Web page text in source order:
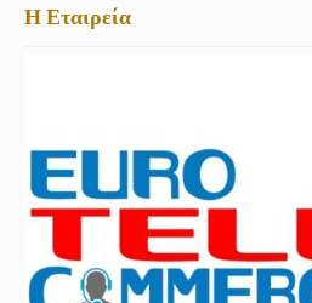
Η Εταιρεία